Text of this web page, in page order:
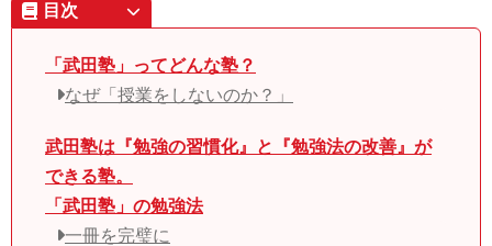
目次
「武田塾」ってどんな塾？
なぜ「授業をしないのか？」
武田塾は『勉強の習慣化』と『勉強法の改善』が
できる塾。
「武田塾」の勉強法
一冊を完璧に